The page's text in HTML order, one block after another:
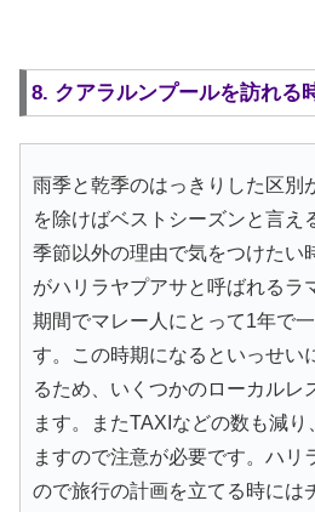
8. クアラルンプールを訪れる
雨季と乾季のはっきりした区別
を除けばベストシーズンと言え
季節以外の理由で気をつけたい
がハリラヤプアサと呼ばれるラ
期間でマレー人にとって1年で
す。この時期になるといっせい
るため、いくつかのローカルレ
ます。またTAXIなどの数も減り
ますので注意が必要です。ハリ
ので旅行の計画を立てる時には